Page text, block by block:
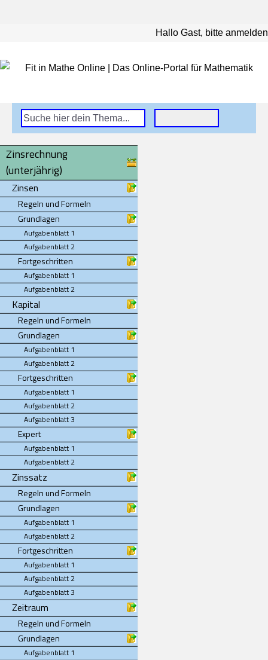
Hallo Gast, bitte anmelden
Zinsrechnung
(unterjährig)
Zinsen
Regeln und Formeln
Grundlagen
Aufgabenblatt 1
Aufgabenblatt 2
Fortgeschritten
Aufgabenblatt 1
Aufgabenblatt 2
Kapital
Regeln und Formeln
Grundlagen
Aufgabenblatt 1
Aufgabenblatt 2
Fortgeschritten
Aufgabenblatt 1
Aufgabenblatt 2
Aufgabenblatt 3
Expert
Aufgabenblatt 1
Aufgabenblatt 2
Zinssatz
Regeln und Formeln
Grundlagen
Aufgabenblatt 1
Aufgabenblatt 2
Fortgeschritten
Aufgabenblatt 1
Aufgabenblatt 2
Aufgabenblatt 3
Zeitraum
Regeln und Formeln
Grundlagen
Aufgabenblatt 1